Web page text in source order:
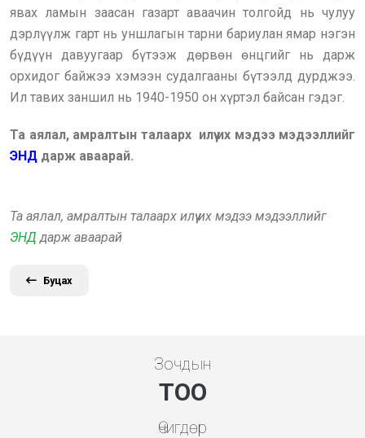
явах ламын заасан газарт аваачин толгойд нь чулуу
дэрлүүлж гарт нь уншлагын тарни бариулан ямар нэгэн
бүдүүн давуугаар бүтээж дөрвөн өнцгийг нь дарж
орхидог байжээ хэмээн судалгааны бүтээлд дурджээ.
Ил тавих заншил нь 1940-1950 он хүртэл байсан гэдэг.
Та аялал, амралтын талаарх илүү их мэдээ мэдээллийг
ЭНД дарж аваарай.
Та аялал, амралтын талаарх илүү их мэдээ мэдээллийг
ЭНД дарж аваарай
Буцах
Зочдын
ТОО
Өчигдөр